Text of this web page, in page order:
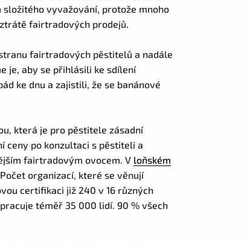
vyvažování, protože mnoho
fairtradových prodejů.
fairtradových pěstitelů a nadále
je, aby se přihlásili ke sdílení
ke dnu a zajistili, že se banánové
která je pro pěstitele zásadní
ceny po konzultaci s pěstiteli a
fairtradovým ovocem. V loňském
organizací, které se věnují
certifikaci již 240 v 16 různých
téměř 35 000 lidí. 90 % všech